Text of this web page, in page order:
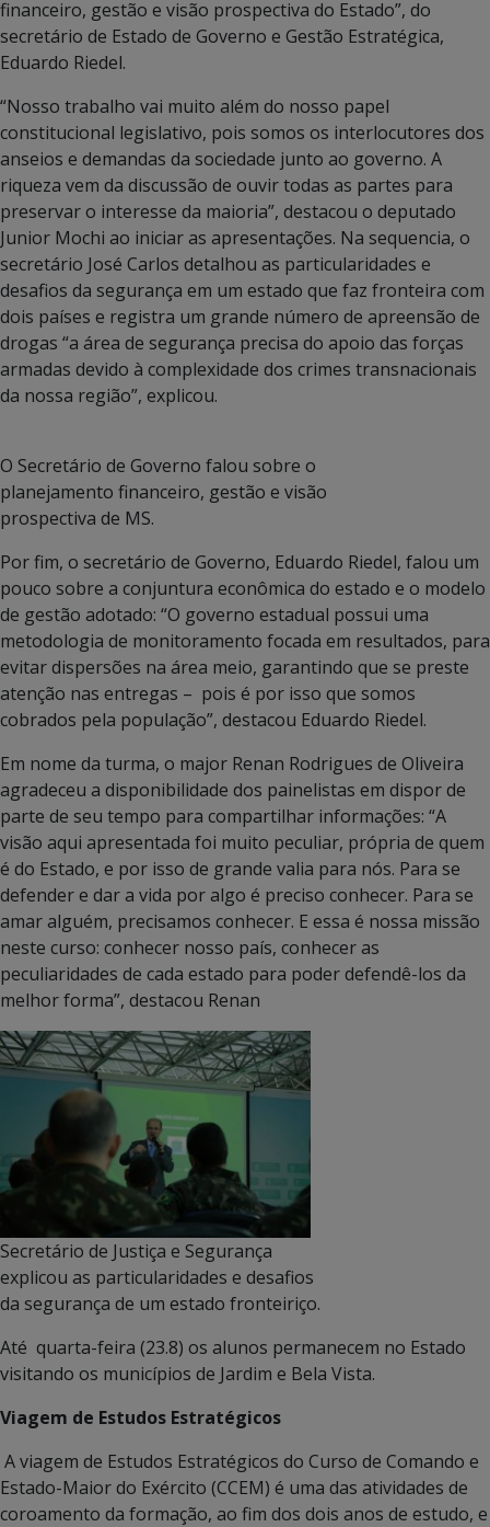
financeiro, gestão e visão prospectiva do Estado”, do
secretário de Estado de Governo e Gestão Estratégica,
Eduardo Riedel.
“Nosso trabalho vai muito além do nosso papel
constitucional legislativo, pois somos os interlocutores dos
anseios e demandas da sociedade junto ao governo. A
riqueza vem da discussão de ouvir todas as partes para
preservar o interesse da maioria”, destacou o deputado
Junior Mochi ao iniciar as apresentações. Na sequencia, o
secretário José Carlos detalhou as particularidades e
desafios da segurança em um estado que faz fronteira com
dois países e registra um grande número de apreensão de
drogas “a área de segurança precisa do apoio das forças
armadas devido à complexidade dos crimes transnacionais
da nossa região”, explicou.
O Secretário de Governo falou sobre o
planejamento financeiro, gestão e visão
prospectiva de MS.
Por fim, o secretário de Governo, Eduardo Riedel, falou um
pouco sobre a conjuntura econômica do estado e o modelo
de gestão adotado: “O governo estadual possui uma
metodologia de monitoramento focada em resultados, para
evitar dispersões na área meio, garantindo que se preste
atenção nas entregas – pois é por isso que somos
cobrados pela população”, destacou Eduardo Riedel.
Em nome da turma, o major Renan Rodrigues de Oliveira
agradeceu a disponibilidade dos painelistas em dispor de
parte de seu tempo para compartilhar informações: “A
visão aqui apresentada foi muito peculiar, própria de quem
é do Estado, e por isso de grande valia para nós. Para se
defender e dar a vida por algo é preciso conhecer. Para se
amar alguém, precisamos conhecer. E essa é nossa missão
neste curso: conhecer nosso país, conhecer as
peculiaridades de cada estado para poder defendê-los da
melhor forma”, destacou Renan
Secretário de Justiça e Segurança
explicou as particularidades e desafios
da segurança de um estado fronteiriço.
Até quarta-feira (23.8) os alunos permanecem no Estado
visitando os municípios de Jardim e Bela Vista.
Viagem de Estudos Estratégicos
A viagem de Estudos Estratégicos do Curso de Comando e
Estado-Maior do Exército (CCEM) é uma das atividades de
coroamento da formação, ao fim dos dois anos de estudo, e